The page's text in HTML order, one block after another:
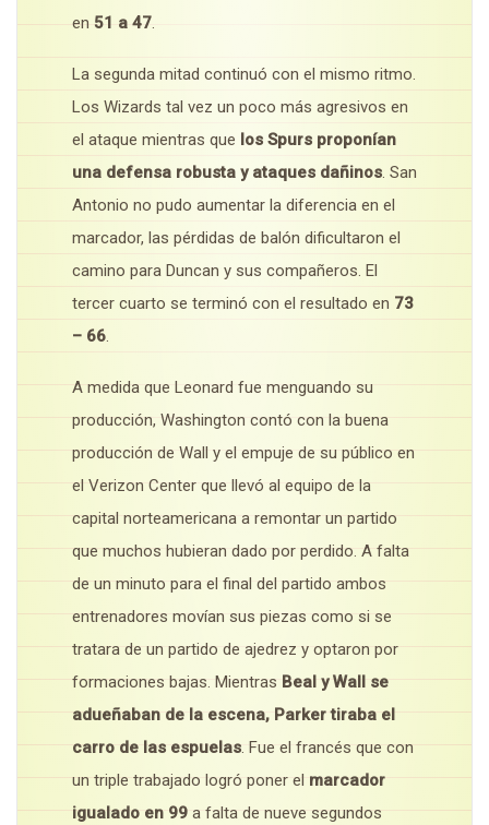
en 51 a 47.
La segunda mitad continuó con el mismo ritmo.
Los Wizards tal vez un poco más agresivos en
el ataque mientras que los Spurs proponían
una defensa robusta y ataques dañinos. San
Antonio no pudo aumentar la diferencia en el
marcador, las pérdidas de balón dificultaron el
camino para Duncan y sus compañeros. El
tercer cuarto se terminó con el resultado en 73
– 66.
A medida que Leonard fue menguando su
producción, Washington contó con la buena
producción de Wall y el empuje de su público en
el Verizon Center que llevó al equipo de la
capital norteamericana a remontar un partido
que muchos hubieran dado por perdido. A falta
de un minuto para el final del partido ambos
entrenadores movían sus piezas como si se
tratara de un partido de ajedrez y optaron por
formaciones bajas. Mientras Beal y Wall se
adueñaban de la escena, Parker tiraba el
carro de las espuelas. Fue el francés que con
un triple trabajado logró poner el marcador
igualado en 99 a falta de nueve segundos